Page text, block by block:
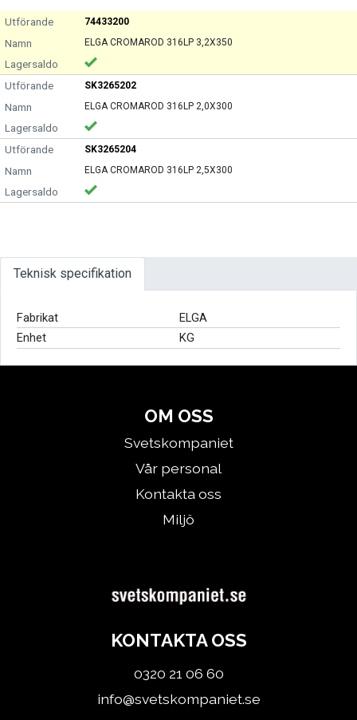
74433200
ELGA CROMAROD 316LP 3,2X350
SK3265202
ELGA CROMAROD 316LP 2,0X300
SK3265204
ELGA CROMAROD 316LP 2,5X300
Teknisk specifikation
Fabrikat
ELGA
Enhet
KG
OM OSS
Svetskompaniet
Vår personal
Kontakta oss
Miljö
KONTAKTA OSS
0320 21 06 60
info@svetskompaniet.se